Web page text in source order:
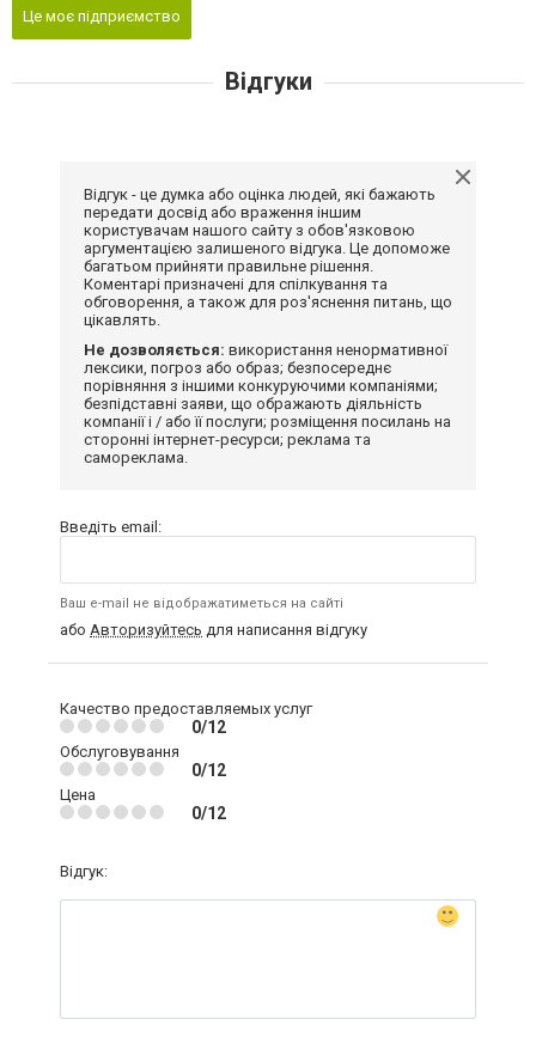
Це моє підприємство
Відгуки
Відгук - це думка або оцінка людей, які бажають
передати досвід або враження іншим
користувачам нашого сайту з обов'язковою
аргументацією залишеного відгука. Це допоможе
багатьом прийняти правильне рішення.
Коментарі призначені для спілкування та
обговорення, а також для роз'яснення питань, що
цікавлять.
Не дозволяється: використання ненормативної
лексики, погроз або образ; безпосереднє
порівняння з іншими конкуруючими компаніями;
безпідставні заяви, що ображають діяльність
компанії і / або її послуги; розміщення посилань на
сторонні інтернет-ресурси; реклама та
самореклама.
Введіть email:
Ваш e-mail не відображатиметься на сайті
або Авторизуйтесь для написання відгуку
Качество предоставляемых услуг
0/12
Обслуговування
0/12
Цена
0/12
Відгук: